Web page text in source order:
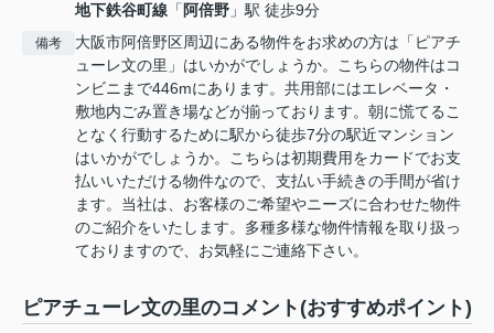
地下鉄谷町線 「 阿倍野 」駅 徒歩9分
備考
大阪市阿倍野区周辺にある物件をお求めの方は「ピアチ
ューレ文の里」はいかがでしょうか。こちらの物件はコ
ンビニまで446mにあります。共用部にはエレベータ・
敷地内ごみ置き場などが揃っております。朝に慌てるこ
となく行動するために駅から徒歩7分の駅近マンション
はいかがでしょうか。こちらは初期費用をカードでお支
払いいただける物件なので、支払い手続きの手間が省け
ます。当社は、お客様のご希望やニーズに合わせた物件
のご紹介をいたします。多種多様な物件情報を取り扱っ
ておりますので、お気軽にご連絡下さい。
ピアチューレ文の里のコメント(おすすめポイント)